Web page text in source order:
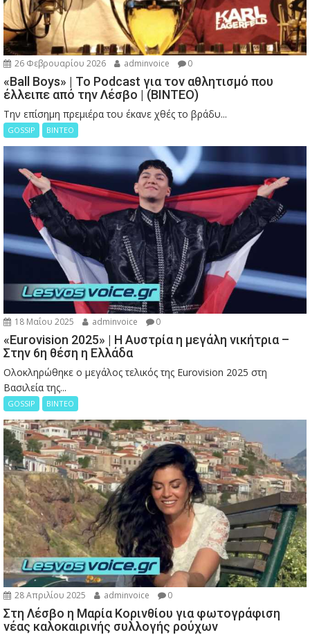
26 Φεβρουαρίου 2026 adminvoice 0
«Ball Boys» | Το Podcast για τον αθλητισμό που
έλλειπε από την Λέσβο | (ΒΙΝΤΕΟ)
Την επίσημη πρεμιέρα του έκανε χθές το βράδυ...
GOSSIP ΒΙΝΤΕΟ
18 Μαΐου 2025 adminvoice 0
«Eurovision 2025» | Η Αυστρία η μεγάλη νικήτρια –
Στην 6η θέση η Ελλάδα
Ολοκληρώθηκε ο μεγάλος τελικός της Eurovision 2025 στη
Βασιλεία της...
GOSSIP ΒΙΝΤΕΟ
28 Απριλίου 2025 adminvoice 0
Στη Λέσβο η Μαρία Κορινθίου για φωτογράφιση
νέας καλοκαιρινής συλλογής ρούχων